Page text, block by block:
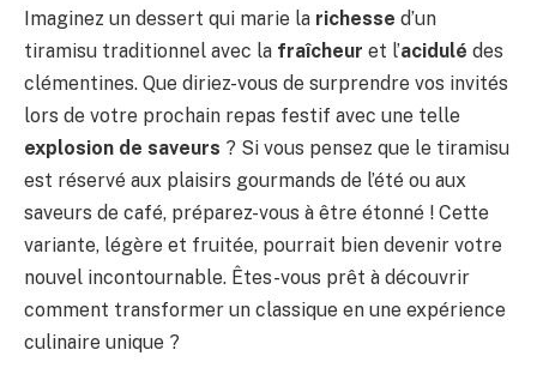
Imaginez un dessert qui marie la richesse d’un
tiramisu traditionnel avec la fraîcheur et l’acidulé des
clémentines. Que diriez-vous de surprendre vos invités
lors de votre prochain repas festif avec une telle
explosion de saveurs ? Si vous pensez que le tiramisu
est réservé aux plaisirs gourmands de l’été ou aux
saveurs de café, préparez-vous à être étonné ! Cette
variante, légère et fruitée, pourrait bien devenir votre
nouvel incontournable. Êtes-vous prêt à découvrir
comment transformer un classique en une expérience
culinaire unique ?